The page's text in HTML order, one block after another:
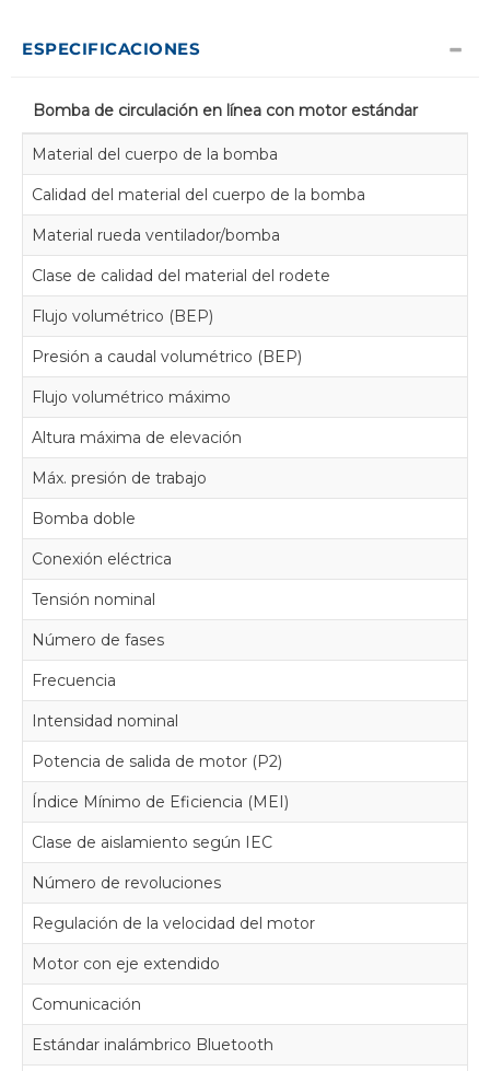
ESPECIFICACIONES
Bomba de circulación en línea con motor estándar
Material del cuerpo de la bomba
Calidad del material del cuerpo de la bomba
Material rueda ventilador/bomba
Clase de calidad del material del rodete
Flujo volumétrico (BEP)
Presión a caudal volumétrico (BEP)
Flujo volumétrico máximo
Altura máxima de elevación
Máx. presión de trabajo
Bomba doble
Conexión eléctrica
Tensión nominal
Número de fases
Frecuencia
Intensidad nominal
Potencia de salida de motor (P2)
Índice Mínimo de Eficiencia (MEI)
Clase de aislamiento según IEC
Número de revoluciones
Regulación de la velocidad del motor
Motor con eje extendido
Comunicación
Estándar inalámbrico Bluetooth